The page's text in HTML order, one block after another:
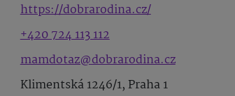
https://dobrarodina.cz/
+420 724 113 112
mamdotaz@dobrarodina.cz
Klimentská 1246/1, Praha 1